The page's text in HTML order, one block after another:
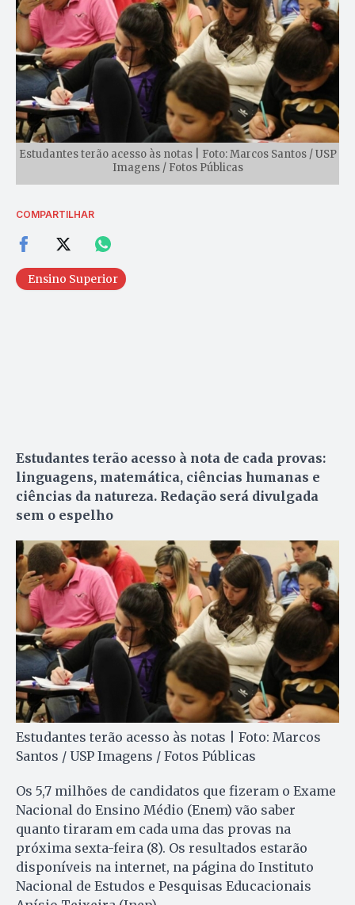
Estudantes terão acesso às notas | Foto: Marcos Santos / USP
Imagens / Fotos Públicas
COMPARTILHAR
Ensino Superior
Estudantes terão acesso à nota de cada provas:
linguagens, matemática, ciências humanas e
ciências da natureza. Redação será divulgada
sem o espelho
Estudantes terão acesso às notas | Foto: Marcos
Santos / USP Imagens / Fotos Públicas
Os 5,7 milhões de candidatos que fizeram o Exame
Nacional do Ensino Médio (Enem) vão saber
quanto tiraram em cada uma das provas na
próxima sexta-feira (8). Os resultados estarão
disponíveis na internet, na página do Instituto
Nacional de Estudos e Pesquisas Educacionais